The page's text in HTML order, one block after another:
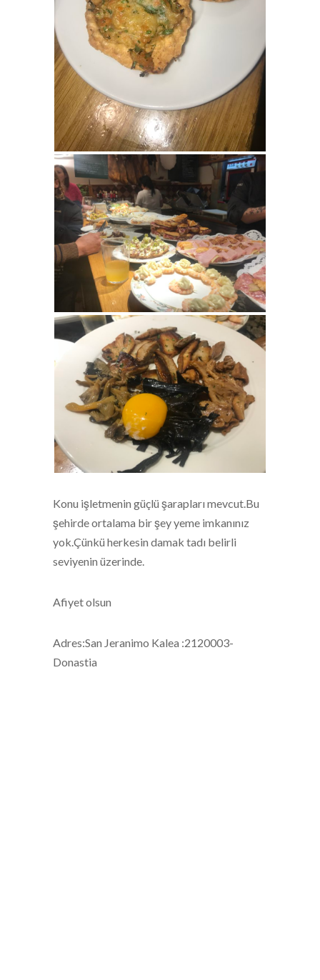
Konu işletmenin güçlü şarapları mevcut.Bu
şehirde ortalama bir şey yeme imkanınız
yok.Çünkü herkesin damak tadı belirli
seviyenin üzerinde.
Afiyet olsun
Adres:San Jeranimo Kalea :2120003-
Donastia